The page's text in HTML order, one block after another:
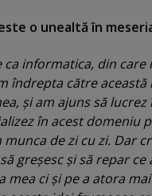
o unealtă în
informatica, din
îndrepta către
şi am ajuns să
în acest
de zi cu zi. Dar
greşesc şi să repar
mea ci şi pe a atora